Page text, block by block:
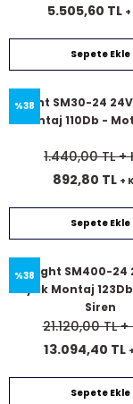
5.505,60 TL
Sepete Ekle
%38
Qlight SM30-24
Montaj 110Db -
1.440,00 TL+
892,80 TL +
Sepete Ekle
%38Qlight SM400-24
Ayak Montaj
Siren
21.120,00 TL+
13.094,40 TL
Sepete Ekle